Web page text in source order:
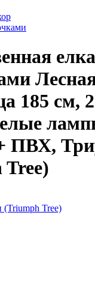
185 см,
ПВХ,
Tree)